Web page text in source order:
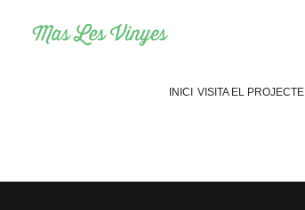
INICI VISITA EL PROJECTE